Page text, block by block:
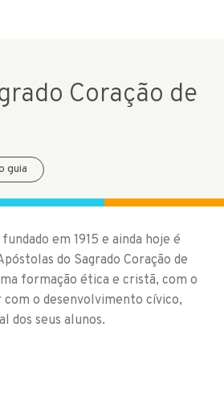
Coração de
guia
em 1915 e ainda hoje é
do Sagrado Coração de
formação ética e cristã, com o
o desenvolvimento cívico,
dos seus alunos.